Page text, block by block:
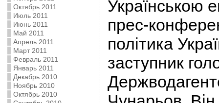
Октябрь 2011
Июль 2011
Июнь 2011
Май 2011
Апрель 2011
Март 2011
Февраль 2011
Январь 2011
Декабрь 2010
Ноябрь 2010
Октябрь 2010
Українською
прес-
політика
заступник